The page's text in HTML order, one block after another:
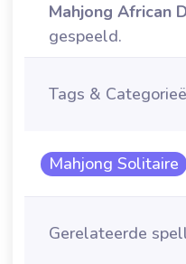
Mahjong African
gespeeld.
Tags &
Mahjong Solitaire
Gerelateerde